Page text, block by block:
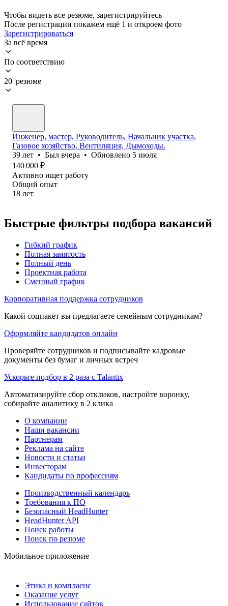
Чтобы видеть все резюме, зарегистрируйтесь
После регистрации покажем ещё 1 и откроем фото
Зарегистрироваться
За всё время
По соответствию
20 резюме
Инженер, мастер, Руководитель, Начальник участка,
Газовое хозяйство, Вентиляция, Дымоходы.
39 лет • Был вчера • Обновлено 5 июля
140 000 ₽
Активно ищет работу
Общий опыт
18 лет
Быстрые фильтры подбора вакансий
Гибкий график
Полная занятость
Полный день
Проектная работа
Сменный график
Корпоративная поддержка сотрудников
Какой соцпакет вы предлагаете семейным сотрудникам?
Оформляйте кандидатов онлайн
Проверяйте сотрудников и подписывайте кадровые
документы без бумаг и личных встреч
Ускорьте подбор в 2 раза с Talantix
Автоматизируйте сбор откликов, настройте воронку,
собирайте аналитику в 2 клика
О компании
Наши вакансии
Партнерам
Реклама на сайте
Новости и статьи
Инвесторам
Кандидаты по профессиям
Производственный календарь
Требования к ПО
Безопасный HeadHunter
HeadHunter API
Поиск работы
Поиск по резюме
Мобильное приложение
Этика и комплаенс
Оказание услуг
Использование сайтов